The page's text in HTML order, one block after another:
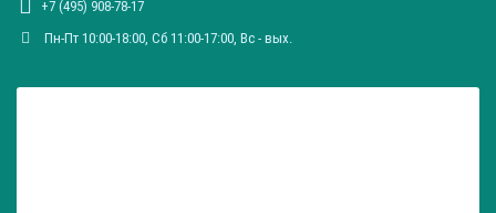
+7 (495) 908-78-17
Пн-Пт 10:00-18:00, Сб 11:00-17:00, Вc - вых.